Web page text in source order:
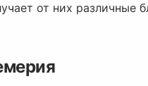
от них различные